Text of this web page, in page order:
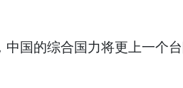
国的综合国力将更上一个